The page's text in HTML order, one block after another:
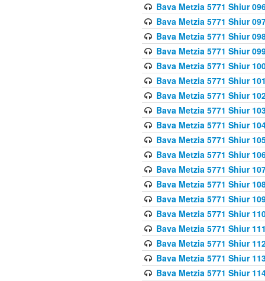
Bava Metzia 5771 Shiur
Bava Metzia 5771 Shiur
Bava Metzia 5771 Shiur
Bava Metzia 5771 Shiur
Bava Metzia 5771 Shiur
Bava Metzia 5771 Shiur
Bava Metzia 5771 Shiur
Bava Metzia 5771 Shiur
Bava Metzia 5771 Shiur
Bava Metzia 5771 Shiur
Bava Metzia 5771 Shiur
Bava Metzia 5771 Shiur
Bava Metzia 5771 Shiur
Bava Metzia 5771 Shiur
Bava Metzia 5771 Shiur
Bava Metzia 5771 Shiur
Bava Metzia 5771 Shiur
Bava Metzia 5771 Shiur
Bava Metzia 5771 Shiur